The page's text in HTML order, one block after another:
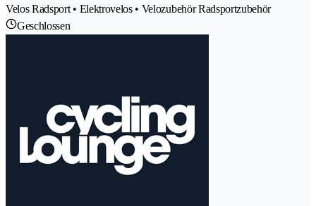
Velos Radsport • Elektrovelos • Velozubehör Radsportzubehör
Geschlossen